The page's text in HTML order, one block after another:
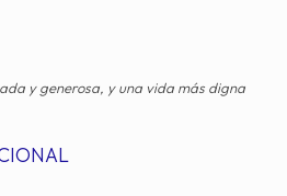
y generosa, y una vida más digna